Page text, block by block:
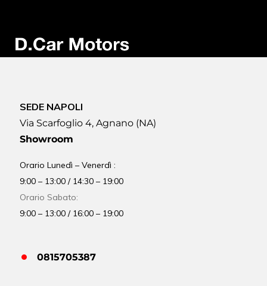
SEDE NAPOLI
Via Scarfoglio 4, Agnano (NA)
Showroom
Orario Lunedì – Venerdì :
9:00 – 13:00 / 14:30 – 19:00
Orario Sabato:
9:00 – 13:00 / 16:00 – 19:00
0815705387